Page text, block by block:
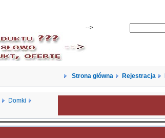
-->
Strona główna Rejestracja
Domki